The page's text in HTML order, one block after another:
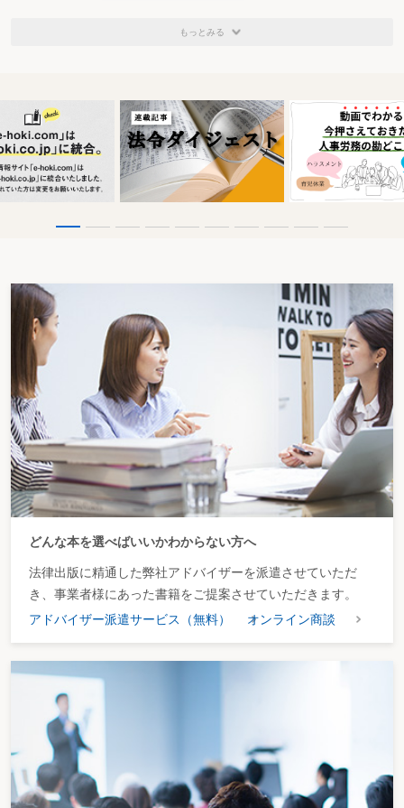
もっとみる
どんな本を選べばいいかわからない方へ
法律出版に精通した弊社アドバイザーを派遣させていただ
き、事業者様にあった書籍をご提案させていただきます。
アドバイザー派遣サービス（無料）
オンライン商談